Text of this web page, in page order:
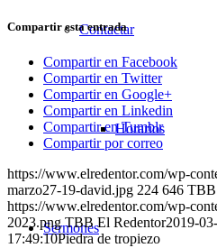
Contactar
Horarios
Sermones
Compartir esta entrada
Compartir en Facebook
Compartir en Twitter
Compartir en Google+
Compartir en Linkedin
Compartir en Tumblr
Compartir por correo
https://www.elredentor.com/wp-
marzo27-19-david.jpg 224 646 TBB
https://www.elredentor.com/wp-
2023.png TBB El Redentor2019-
17:49:10Piedra de tropiezo